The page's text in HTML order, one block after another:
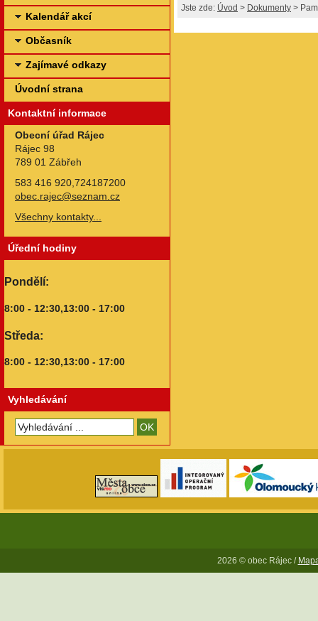
Kalendář akcí
Občasník
Zajímavé odkazy
Úvodní strana
Kontaktní informace
Obecní úřad Rájec
Rájec 98
789 01 Zábřeh
583 416 920,724187200
obec.rajec@seznam.cz
Všechny kontakty...
Úřední hodiny
Pondělí:
8:00 - 12:30,13:00 - 17:00
Středa:
8:00 - 12:30,13:00 - 17:00
Vyhledávání
Jste zde: Úvod > Dokumenty >
2026 © obec Rájec /